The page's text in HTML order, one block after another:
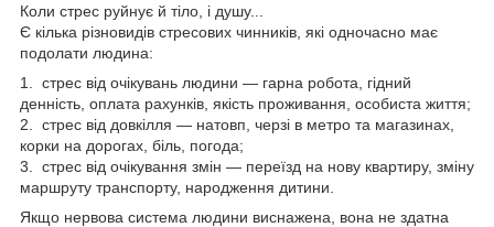
Коли стрес руйнує й тіло, і душу...
Є кілька різновидів стресових чинників, які одночасно має
подолати людина:
1. стрес від очікувань людини — гарна робота, гідний
денність, оплата рахунків, якість проживання, особиста життя;
2. стрес від довкілля — натовп, черзі в метро та магазинах,
корки на дорогах, біль, погода;
3. стрес від очікування змін — переїзд на нову квартиру, зміну
маршруту транспорту, народження дитини.
Якщо нервова система людини виснажена, вона не здатна